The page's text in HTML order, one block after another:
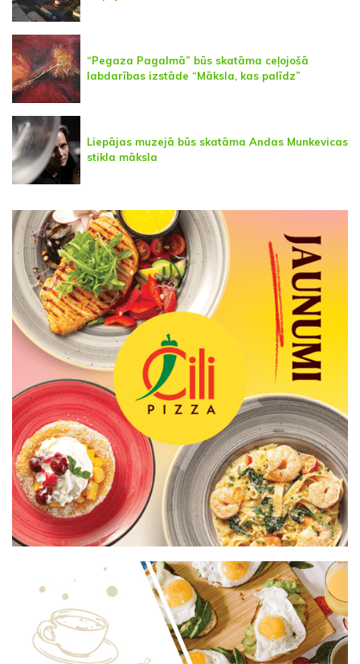
“Pegaza Pagalmā” būs skatāma ceļojošā
labdarības izstāde “Māksla, kas palīdz”
Liepājas muzejā būs skatāma Andas Munkevicas
stikla māksla